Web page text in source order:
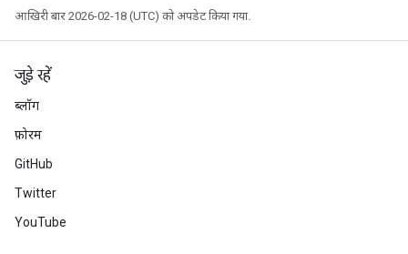
आखिरी बार 2026-02-18 (UTC) को अपडेट किया गया.
जुड़े रहें
ब्लॉग
फ़ोरम
GitHub
Twitter
YouTube